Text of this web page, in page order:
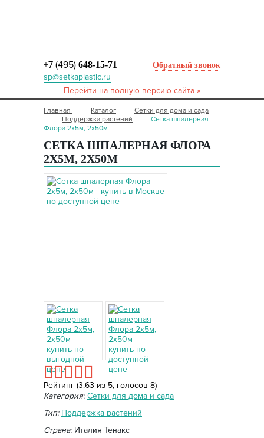
+7 (495) 648-15-71
sp@setkaplastic.ru
Обратный звонок
Перейти на полную версию сайта »
Главная Каталог
Сетки для дома и сада
Поддержка растений
Сетка шпалерная
Флора 2х5м, 2х50м
СЕТКА ШПАЛЕРНАЯ ФЛОРА
2Х5М, 2Х50М
Рейтинг (3.63 из 5, голосов 8)
Категория: Сетки для дома и сада
Тип: Поддержка растений
Страна:Италия Тенакс